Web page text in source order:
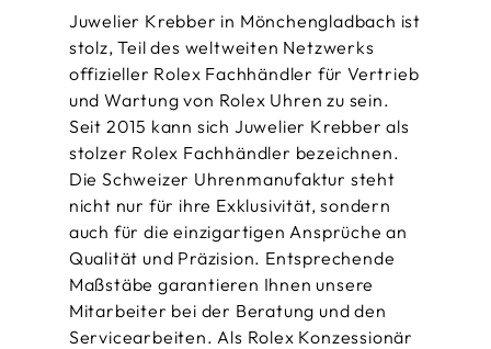
Juwelier Krebber in Mönchengladbach ist
stolz, Teil des weltweiten Netzwerks
offizieller Rolex Fachhändler für Vertrieb
und Wartung von Rolex Uhren zu sein.
Seit 2015 kann sich Juwelier Krebber als
stolzer Rolex Fachhändler bezeichnen.
Die Schweizer Uhrenmanufaktur steht
nicht nur für ihre Exklusivität, sondern
auch für die einzigartigen Ansprüche an
Qualität und Präzision. Entsprechende
Maßstäbe garantieren Ihnen unsere
Mitarbeiter bei der Beratung und den
Servicearbeiten. Als Rolex Konzessionär